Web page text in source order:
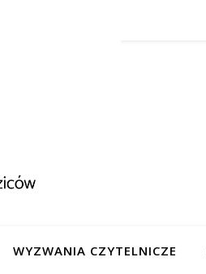
WYZWANIA CZYTELNICZE